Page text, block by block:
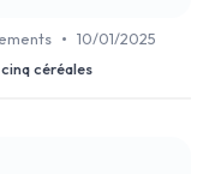
• 10/01/2025
céréales